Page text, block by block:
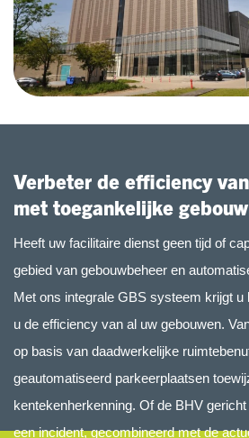
Verbeter de efficiency
met toegankelijke
Heeft uw facilitaire dienst geen tijd of
gebied van gebouwbeheer en
Met ons integrale GBS systeem krijgt u
u de efficiency van al uw gebouwen.
op basis van daadwerkelijke
geautomatiseerd parkeerplaatsen
kentekenherkenning. Of de BHV
een incident, gecombineerd met de